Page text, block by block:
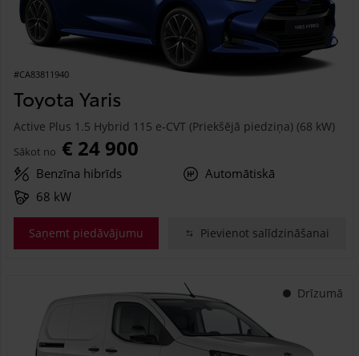
#CA83811940
Toyota Yaris
Active Plus 1.5 Hybrid 115 e-CVT (Priekšējā piedziņa) (68 kW)
Sākot no € 24 900
Benzīna hibrīds
Automātiskā
68 kW
Saņemt piedāvājumu Pievienot salīdzināšanai
Drīzumā